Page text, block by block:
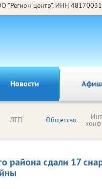
"Регион центр", ИНН
Новости
ДТП Общество
района сдали 17